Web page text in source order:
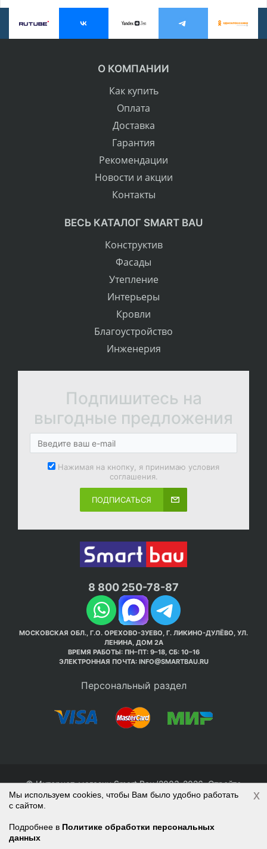
О КОМПАНИИ
Как купить
Оплата
Доставка
Гарантия
Рекомендации
Новости и акции
Контакты
ВЕСЬ КАТАЛОГ SMART BAU
Конструктив
Фасады
Утепление
Интерьеры
Кровли
Благоустройство
Инженерия
Подпишитесь на
выгодные предложения
Нажимая на кнопку, я принимаю условия
соглашения.
ПОДПИСАТЬСЯ
8 800 250-78-87
МОСКОВСКАЯ ОБЛ., Г.О. ОРЕХОВО-ЗУЕВО, Г. ЛИКИНО-ДУЛЁВО, УЛ.
ЛЕНИНА, ДОМ 2А
ВРЕМЯ РАБОТЫ: ПН–ПТ: 9–18, СБ: 10–16
ЭЛЕКТРОННАЯ ПОЧТА: INFO@SMARTBAU.RU
Персональный раздел
© Интернет-магазин Smart Bau ’2003-2026. Стройте
правильно с 1-го раза.
Политика обработки персональных данных
Войти
Регистрация
Корзина
Мы используем cookies, чтобы Вам было удобно работать
с сайтом.
Подробнее в Политике обработки персональных
данных
x